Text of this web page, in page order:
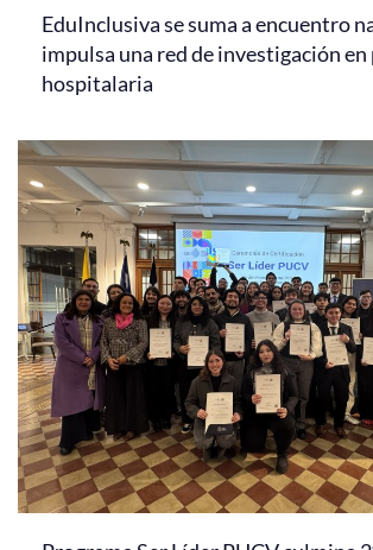
EduInclusiva se suma a encuentro
impulsa una red de investigación en
hospitalaria